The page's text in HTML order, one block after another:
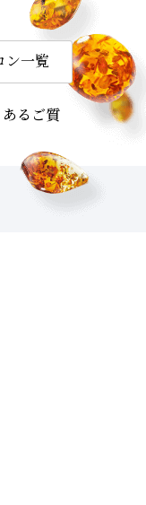
ン一覧
あるご質